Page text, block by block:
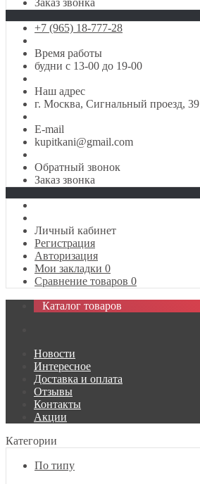
Заказ звонка
+7 (965) 18-777-28
Время работы
будни с 13-00 до 19-00
Наш адрес
г. Москва, Сигнальный проезд, 39
E-mail
kupitkani@gmail.com
Обратный звонок
Заказ звонка
Личный кабинет
Регистрация
Авторизация
Мои закладки 0
Сравнение товаров 0
Каталог товаров
Новости
Интересное
Доставка и оплата
Отзывы
Контакты
Акции
Категории
По типу